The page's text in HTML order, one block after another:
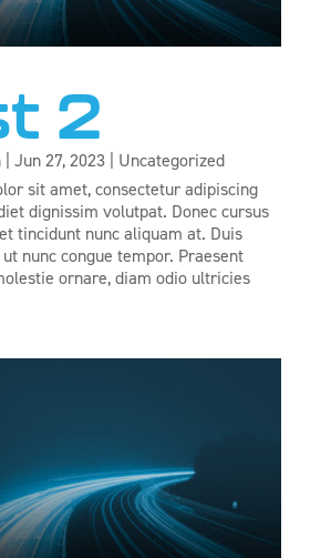
2
| Jun 27, 2023| Uncategorized
sit amet, consectetur adipiscing
dignissim volutpat. Donec cursus
tincidunt nunc aliquam at. Duis
nunc congue tempor. Praesent
ornare, diam odio ultricies